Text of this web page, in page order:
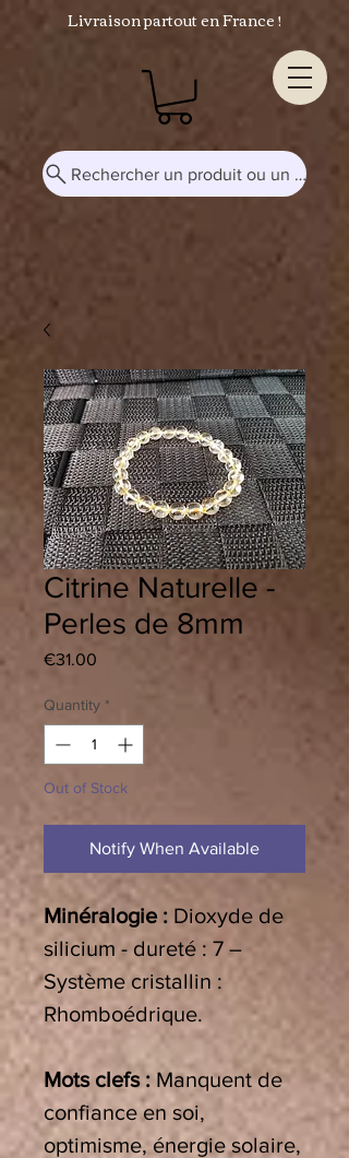
Livraison partout en France !
Rechercher un produit ou un mot-
Citrine Naturelle -
Perles de 8mm
€31.00
Quantity *
Out of Stock
Notify When Available
Minéralogie : Dioxyde de
silicium - dureté : 7 –
Système cristallin :
Rhomboédrique.
Mots clefs : Manquent de
confiance en soi,
optimisme, énergie solaire,